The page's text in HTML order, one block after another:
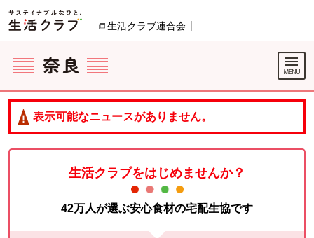
ページの先頭です。
生活クラブ連合会
ここからサイト内共通メニューです。
サイト内共通メニューをスキップする
サイト内共通メニューここまで。
表示可能なニュースがありません。
生活クラブをはじめませんか？
42万人が選ぶ安心食材の宅配生協です